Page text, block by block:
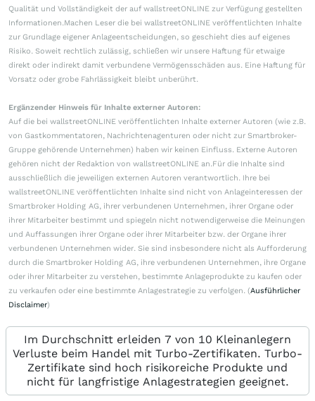
Qualität und Vollständigkeit der auf wallstreetONLINE zur Verfügung gestellten
Informationen.Machen Leser die bei wallstreetONLINE veröffentlichten Inhalte
zur Grundlage eigener Anlageentscheidungen, so geschieht dies auf eigenes
Risiko. Soweit rechtlich zulässig, schließen wir unsere Haftung für etwaige
direkt oder indirekt damit verbundene Vermögensschäden aus. Eine Haftung für
Vorsatz oder grobe Fahrlässigkeit bleibt unberührt.
Ergänzender Hinweis für Inhalte externer Autoren:
Auf die bei wallstreetONLINE veröffentlichten Inhalte externer Autoren (wie z.B.
von Gastkommentatoren, Nachrichtenagenturen oder nicht zur Smartbroker-
Gruppe gehörende Unternehmen) haben wir keinen Einfluss. Externe Autoren
gehören nicht der Redaktion von wallstreetONLINE an.Für die Inhalte sind
ausschließlich die jeweiligen externen Autoren verantwortlich. Ihre bei
wallstreetONLINE veröffentlichten Inhalte sind nicht von Anlageinteressen der
Smartbroker Holding AG, ihrer verbundenen Unternehmen, ihrer Organe oder
ihrer Mitarbeiter bestimmt und spiegeln nicht notwendigerweise die Meinungen
und Auffassungen ihrer Organe oder ihrer Mitarbeiter bzw. der Organe ihrer
verbundenen Unternehmen wider. Sie sind insbesondere nicht als Aufforderung
durch die Smartbroker Holding AG, ihre verbundenen Unternehmen, ihre Organe
oder ihrer Mitarbeiter zu verstehen, bestimmte Anlageprodukte zu kaufen oder
zu verkaufen oder eine bestimmte Anlagestrategie zu verfolgen. (Ausführlicher
Disclaimer)
Im Durchschnitt erleiden 7 von 10 Kleinanlegern
Verluste beim Handel mit Turbo-Zertifikaten. Turbo-
Zertifikate sind hoch risikoreiche Produkte und
nicht für langfristige Anlagestrategien geeignet.